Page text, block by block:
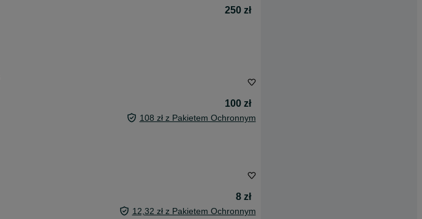
250 zł
100 zł
108 zł z Pakietem Ochronnym
8 zł
12,32 zł z Pakietem Ochronnym